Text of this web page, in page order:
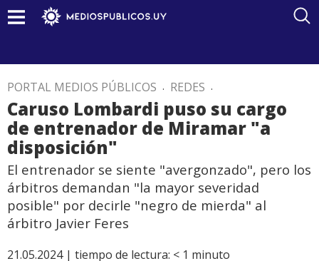
PORTAL MEDIOS PÚBLICOS . REDES .
Caruso Lombardi puso su cargo
de entrenador de Miramar "a
disposición"
El entrenador se siente "avergonzado", pero los
árbitros demandan "la mayor severidad
posible" por decirle "negro de mierda" al
árbitro Javier Feres
21.05.2024 | tiempo de lectura: < 1 minuto